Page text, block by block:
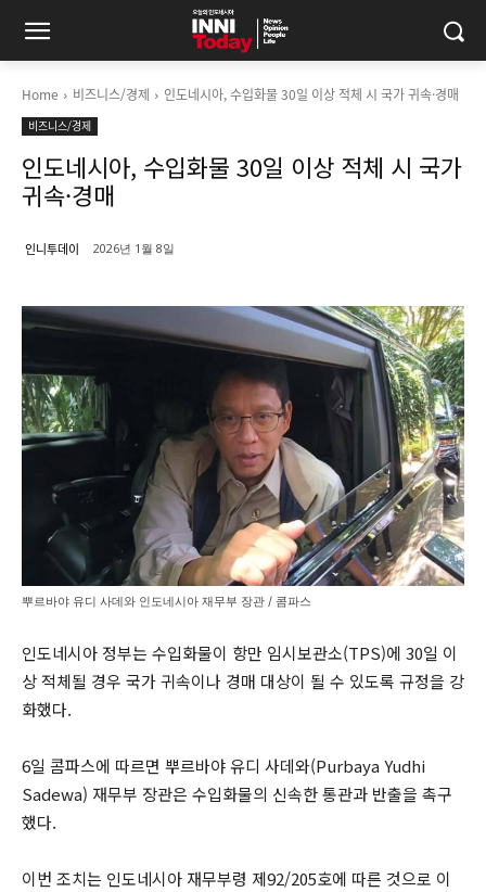
Home 비즈니스/경제 인도네시아, 수입화물 30일 이상 적체 시 국가 귀속·경매
비즈니스/경제
인도네시아, 수입화물 30일 이상 적체 시 국가
귀속·경매
인니투데이 2026년 1월 8일
뿌르바야 유디 사데와 인도네시아 재무부 장관 / 콤파스
인도네시아 정부는 수입화물이 항만 임시보관소(TPS)에 30일 이
상 적체될 경우 국가 귀속이나 경매 대상이 될 수 있도록 규정을 강
화했다.
6일 콤파스에 따르면 뿌르바야 유디 사데와(Purbaya Yudhi
Sadewa) 재무부 장관은 수입화물의 신속한 통관과 반출을 촉구
했다.
이번 조치는 인도네시아 재무부령 제92/205호에 따른 것으로 이